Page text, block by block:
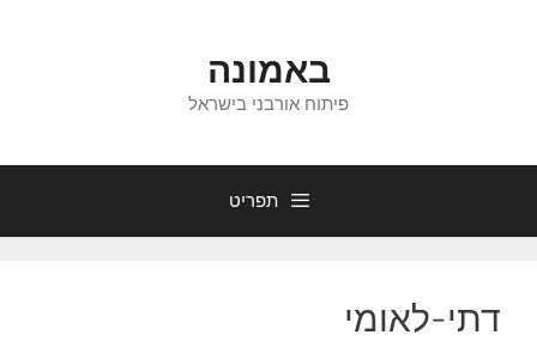
באמונה
פיתוח אורבני בישראל
תפריט
דתי-לאומי